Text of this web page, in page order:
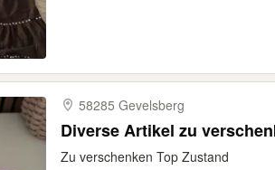
58285 Gevelsberg
Diverse Artikel zu
Zu verschenken Top Zustand